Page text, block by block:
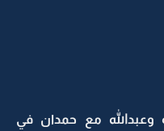
وعبدالله مع حمدان في